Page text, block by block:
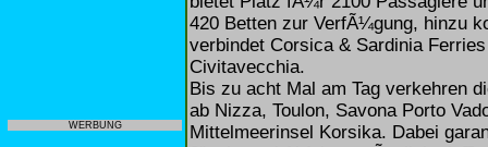
WERBUNG
420 Betten zur VerfÃ¼gung, hinzu
verbindet Corsica & Sardinia
Civitavecchia.
Bis zu acht Mal am Tag verkehren
ab Nizza, Toulon, Savona Porto
Mittelmeerinsel Korsika. Dabei